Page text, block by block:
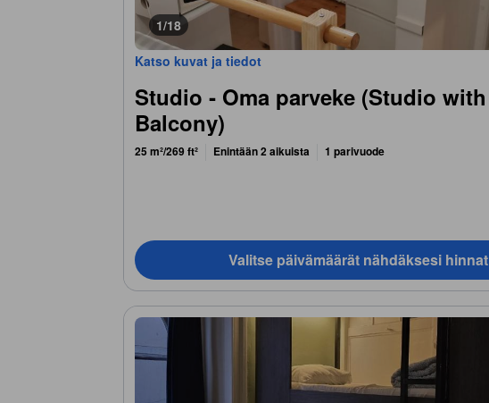
1/18
Katso kuvat ja tiedot
Studio ‑ Oma parveke (Studio with
Balcony)
25 m²/269 ft² Enintään 2 aikuista 1 parivuode
Valitse päivämäärät nähdäksesi hinnat